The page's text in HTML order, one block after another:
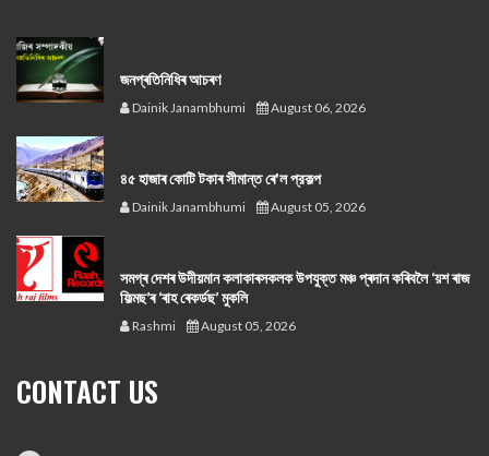
জনপ্ৰতিনিধিৰ আচৰণ
Dainik Janambhumi August 06, 2026
৪৫ হাজাৰ কোটি টকাৰ সীমান্ত ৰে'ল প্রকল্প
Dainik Janambhumi August 05, 2026
সমগ্ৰ দেশৰ উদীয়মান কলাকাৰসকলক উপযুক্ত মঞ্চ প্ৰদান কৰিবলৈ ‘য়শ ৰাজ
ফিল্মছ’ৰ ‘ৰাহ ৰেকৰ্ডছ’ মুকলি
Rashmi August 05, 2026
CONTACT US